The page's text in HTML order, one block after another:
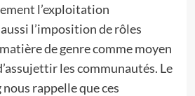
l’exploitation
l’imposition de rôles
de genre comme moyen
les communautés. Le
rappelle que ces